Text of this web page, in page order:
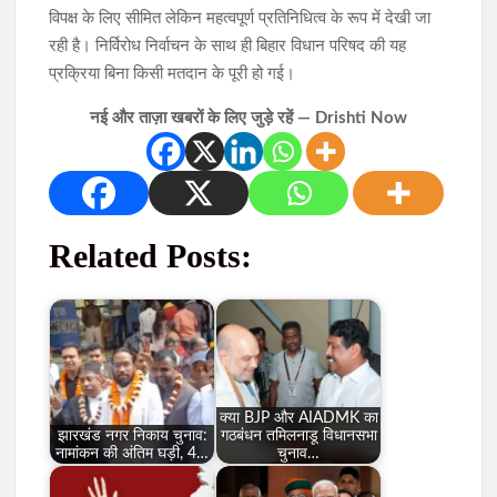
विपक्ष के लिए सीमित लेकिन महत्वपूर्ण प्रतिनिधित्व के रूप में देखी जा
रही है। निर्विरोध निर्वाचन के साथ ही बिहार विधान परिषद की यह
प्रक्रिया बिना किसी मतदान के पूरी हो गई।
नई और ताज़ा खबरों के लिए जुड़े रहें — Drishti Now
Related Posts:
झारखंड नगर निकाय चुनाव:
नामांकन की अंतिम घड़ी, 4…
क्या BJP और AIADMK का
गठबंधन तमिलनाडू विधानसभा
चुनाव…